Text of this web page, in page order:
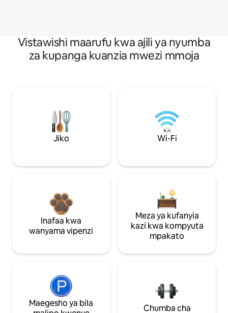
Vistawishi maarufu kwa ajili ya nyumba
za kupanga kuanzia mwezi mmoja
Jiko Wi-Fi
Inafaa kwa
wanyama vipenzi
Meza ya kufanyia
kazi kwa kompyuta
mpakato
Maegesho ya bila
Chumba cha